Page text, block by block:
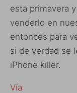
esta primavera
venderlo en
entonces para
si de verdad se
iPhone killer.
Vía